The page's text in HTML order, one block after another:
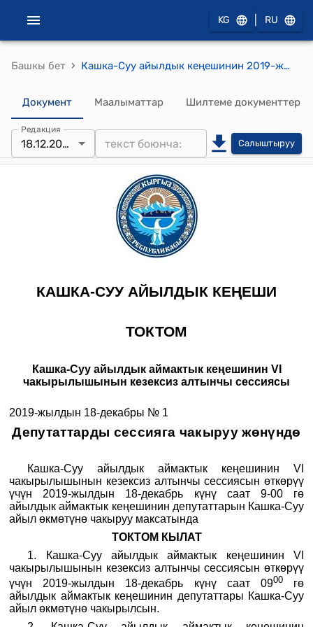
KG RU
Башкы бет › Кашка-Суу айылдык кеңешинин 2019-жылдын 18-декабрындагы № 1 "Депутаттарды сессияга чакыруу жөнүндө" токтому
Документ Маалыматтар Шилтеме документтер
Редакция
18.12.2019 Салыштыруу